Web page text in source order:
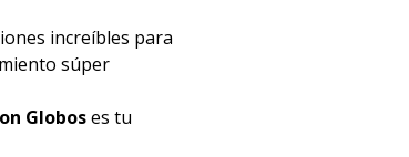
increíbles para
súper
Globoses tu